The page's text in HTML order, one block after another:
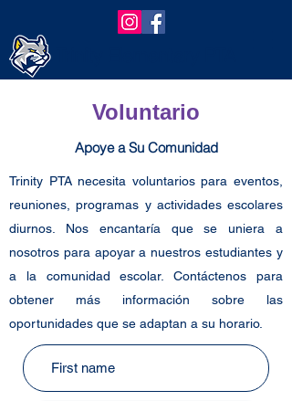
Voluntario
Apoye a Su Comunidad
Trinity PTA necesita voluntarios para eventos,
reuniones, programas y actividades escolares
diurnos. Nos encantaría que se uniera a
nosotros para apoyar a nuestros estudiantes y
a la comunidad escolar. Contáctenos para
obtener más información sobre las
oportunidades que se adaptan a su horario.